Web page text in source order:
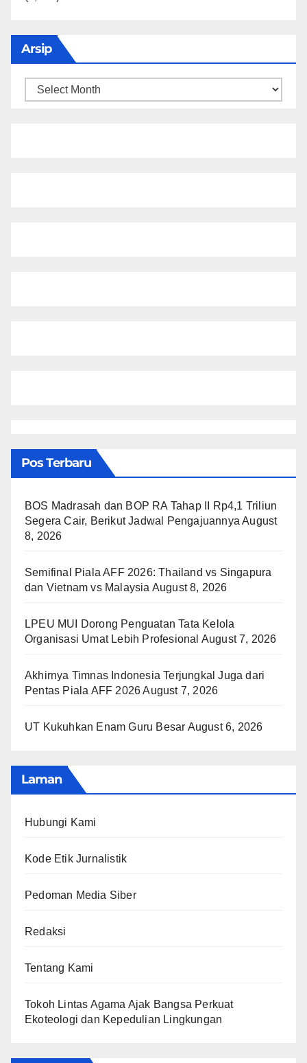
Arsip
Arsip
Pos Terbaru
BOS Madrasah dan BOP RA Tahap II Rp4,1 Triliun
Segera Cair, Berikut Jadwal Pengajuannya August
8, 2026
Semifinal Piala AFF 2026: Thailand vs Singapura
dan Vietnam vs Malaysia August 8, 2026
LPEU MUI Dorong Penguatan Tata Kelola
Organisasi Umat Lebih Profesional August 7, 2026
Akhirnya Timnas Indonesia Terjungkal Juga dari
Pentas Piala AFF 2026 August 7, 2026
UT Kukuhkan Enam Guru Besar August 6, 2026
Laman
Hubungi Kami
Kode Etik Jurnalistik
Pedoman Media Siber
Redaksi
Tentang Kami
Tokoh Lintas Agama Ajak Bangsa Perkuat
Ekoteologi dan Kepedulian Lingkungan